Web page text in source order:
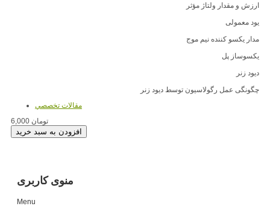
ارزش و مقدار ولتاژ مؤثر
یود معمولی
مدار یکسو کننده نیم موج
یکسوساز پل
دیود زنر
چگونگی عمل رگولاسیون توسط دیود زنر
مقالات تخصصي
6,000 تومان
منوی کاربری
Menu